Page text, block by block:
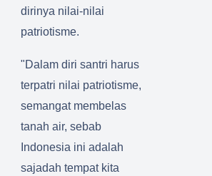
dirinya nilai-nilai
patriotisme.
"Dalam diri santri harus
terpatri nilai patriotisme,
semangat membelas
tanah air, sebab
Indonesia ini adalah
sajadah tempat kita